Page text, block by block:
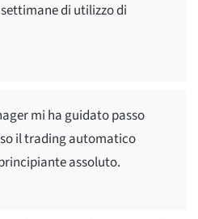
di utilizzo di
mi ha guidato passo
il trading automatico
assoluto.